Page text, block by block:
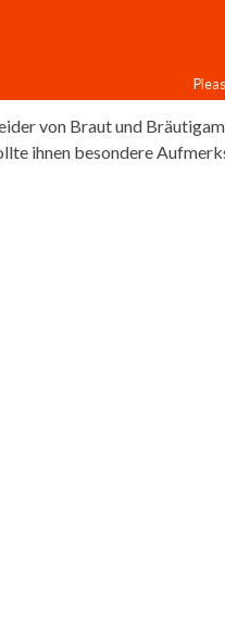
von Braut und
ihnen besondere